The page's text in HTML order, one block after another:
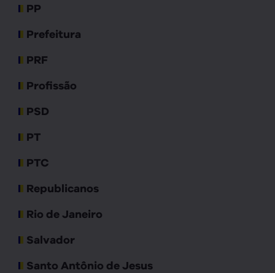
PP
Prefeitura
PRF
Profissão
PSD
PT
PTC
Republicanos
Rio de Janeiro
Salvador
Santo Antônio de Jesus